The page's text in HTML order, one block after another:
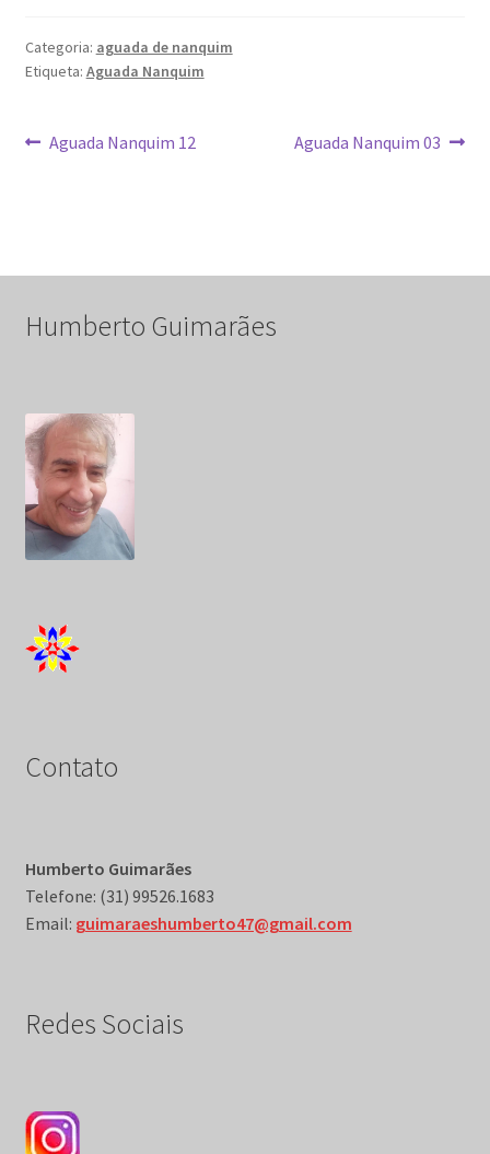
Categoria: aguada de nanquim
Etiqueta: Aguada Nanquim
Navegação
Artigo
Aguada Nanquim 12
Artigo
Aguada Nanquim 03
Humberto Guimarães
Contato
Humberto Guimarães
Telefone: (31) 99526.1683
Email: guimaraeshumberto47@gmail.com
Redes Sociais